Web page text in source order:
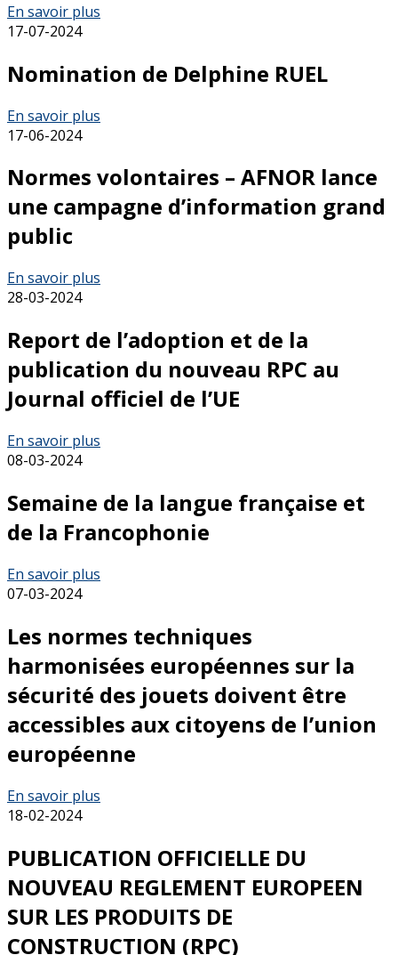
En savoir plus
17-07-2024
Nomination de Delphine RUEL
En savoir plus
17-06-2024
Normes volontaires – AFNOR lance
une campagne d’information grand
public
En savoir plus
28-03-2024
Report de l’adoption et de la
publication du nouveau RPC au
Journal officiel de l’UE
En savoir plus
08-03-2024
Semaine de la langue française et
de la Francophonie
En savoir plus
07-03-2024
Les normes techniques
harmonisées européennes sur la
sécurité des jouets doivent être
accessibles aux citoyens de l’union
européenne
En savoir plus
18-02-2024
PUBLICATION OFFICIELLE DU
NOUVEAU REGLEMENT EUROPEEN
SUR LES PRODUITS DE
CONSTRUCTION (RPC)